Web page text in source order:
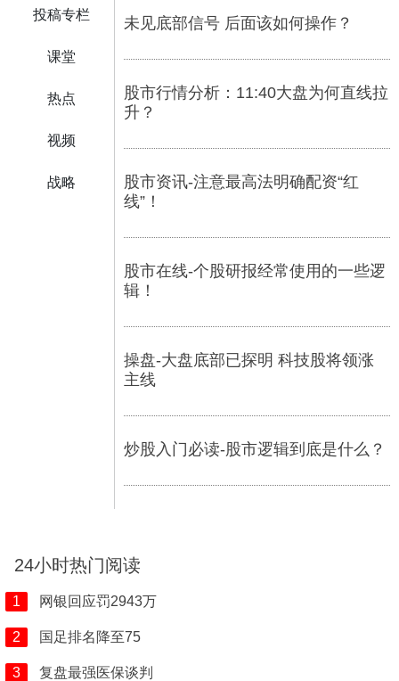
投稿专栏
课堂
热点
视频
战略
未见底部信号 后面该如何操作？
股市行情分析：11:40大盘为何直线拉
升？
股市资讯-注意最高法明确配资“红
线”！
股市在线-个股研报经常使用的一些逻
辑！
操盘-大盘底部已探明 科技股将领涨
主线
炒股入门必读-股市逻辑到底是什么？
24小时热门阅读
1 网银回应罚2943万
2 国足排名降至75
3 复盘最强医保谈判